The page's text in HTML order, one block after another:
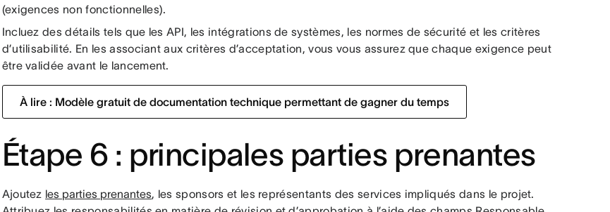
(exigences non fonctionnelles).
Incluez des détails tels que les API, les intégrations de systèmes, les normes de sécurité et les critères
d’utilisabilité. En les associant aux critères d’acceptation, vous vous assurez que chaque exigence peut
être validée avant le lancement.
À lire : Modèle gratuit de documentation technique permettant de gagner du temps
Étape 6 : principales parties prenantes
Ajoutez les parties prenantes, les sponsors et les représentants des services impliqués dans le projet.